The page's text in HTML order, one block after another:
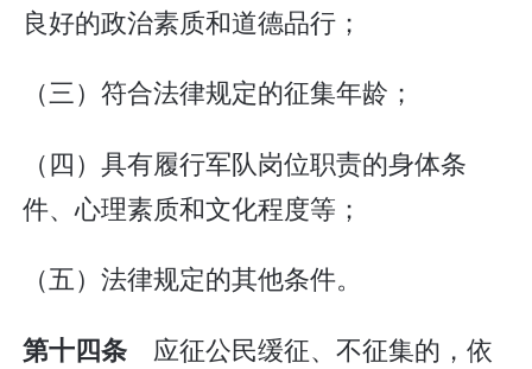
良好的政治素质和道德品行；
（三）符合法律规定的征集年龄；
（四）具有履行军队岗位职责的身体条
件、心理素质和文化程度等；
（五）法律规定的其他条件。
第十四条 应征公民缓征、不征集的，依